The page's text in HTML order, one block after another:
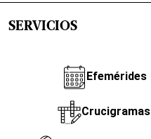
SERVICIOS
Efemérides
Crucigramas